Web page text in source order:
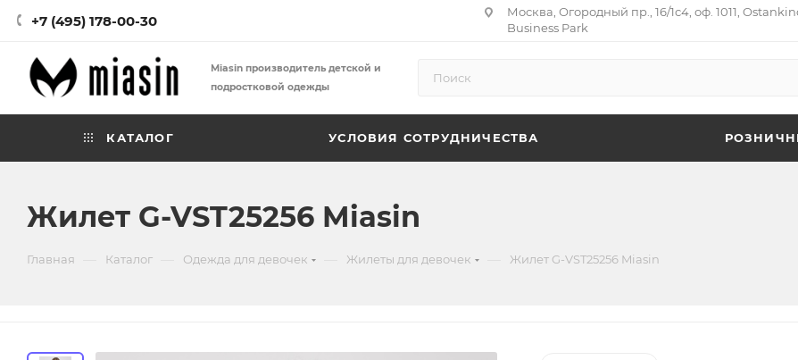
+7 (495) 178-00-30
Москва, Огородный пр., 16/1с4, оф. 1011,
Business Park
Miasin производитель детской и
подростковой одежды
КАТАЛОГ УСЛОВИЯ СОТРУДНИЧЕСТВА
Жилет G-VST25256 Miasin
Главная Каталог Одежда для девочек Жилеты для девочек Жилет G-VST25256 Miasin